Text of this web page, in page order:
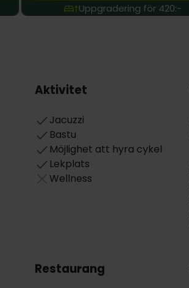
Uppgradering för 420:-
Aktivitet
Jacuzzi
Bastu
Möjlighet att hyra cykel
Lekplats
Wellness
Restaurang